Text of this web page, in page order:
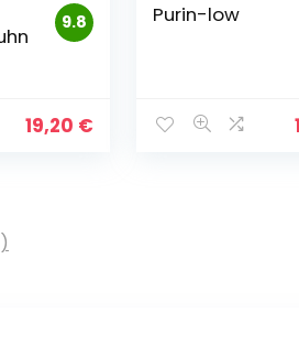
9.8
19,20 €
Purin-low